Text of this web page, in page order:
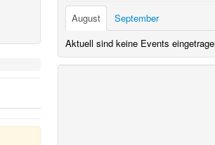
August
September
Aktuell sind keine Events